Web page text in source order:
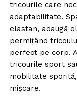
tricourile care
adaptabilitate.
elastan, adaugă
permițând
perfect pe corp.
tricourile sport
mobilitate
mișcare.